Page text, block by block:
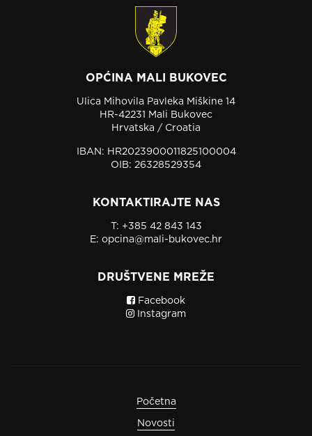
OPĆINA MALI BUKOVEC
Ulica Mihovila Pavleka Miškine 14
HR-42231 Mali Bukovec
Hrvatska / Croatia
IBAN: HR2023900011825100004
OIB: 26328529354
KONTAKTIRAJTE NAS
T: +385 42 843 143
E: opcina@mali-bukovec.hr
DRUŠTVENE MREŽE
Facebook
Instagram
Početna
Novosti